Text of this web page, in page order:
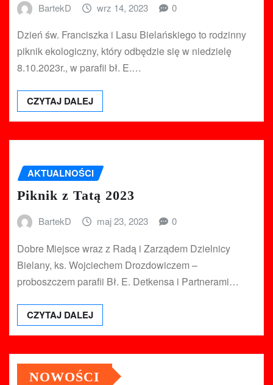
BartekD wrz 14, 2023 0
Dzień św. Franciszka i Lasu Bielańskiego to rodzinny
piknik ekologiczny, który odbędzie się w niedzielę
8.10.2023r., w parafii bł. E.…
CZYTAJ DALEJ
AKTUALNOŚCI
Piknik z Tatą 2023
BartekD maj 23, 2023 0
Dobre Miejsce wraz z Radą i Zarządem Dzielnicy
Bielany, ks. Wojciechem Drozdowiczem –
proboszczem parafii Bł. E. Detkensa i Partnerami…
CZYTAJ DALEJ
NOWOŚCI